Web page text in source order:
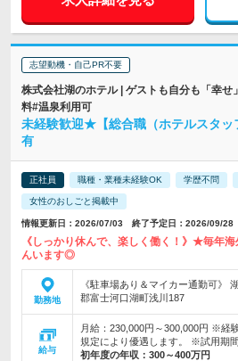
志望動機・自己PR不要
株式会社湖のホテル | ゲストも自分も「幸
料#温泉利用可
未経験歓迎★【総合職（ホテルスタッ
有
正社員 職種・業種未経験OK 学歴不問
女性のおしごと掲載中
情報更新日：2026/07/03 終了予定日：2026/09/28
《しっかり休んで、楽しく働く！》★毎年
んいます◎
勤務地
《駐車場あり＆マイカー通勤可》
郡富士河口湖町浅川187
給与
月給：230,000円～300,000円 ※経
規定により優遇します。 ※試用期
初年度の年収： 300～400万円